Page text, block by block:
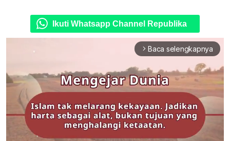
Ikuti Whatsapp Channel Republika
arrow_forward_ios Baca selengkapnya